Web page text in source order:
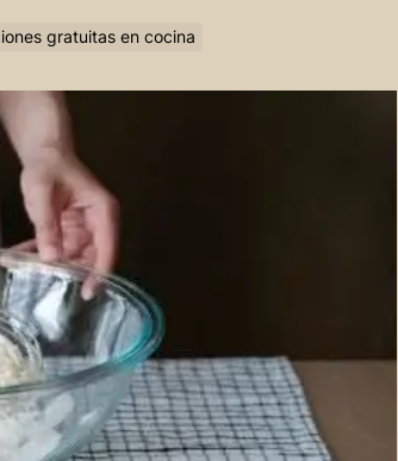
gratuitas en cocina